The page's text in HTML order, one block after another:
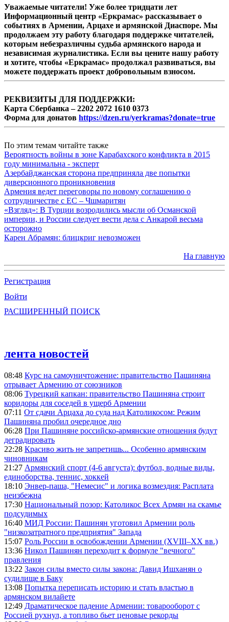
Уважаемые читатели! Уже более тридцати лет
Информационный центр «Еркрамас» рассказывает о
событиях в Армении, Арцахе и армянской Диаспоре. Мы
продолжаем эту работу благодаря поддержке читателей,
которым небезразличны судьба армянского народа и
независимая журналистика. Если вы цените нашу работу
и хотите, чтобы «Еркрамас» продолжал развиваться, вы
можете поддержать проект добровольным взносом.
РЕКВИЗИТЫ ДЛЯ ПОДДЕРЖКИ:
Карта Сбербанка – 2202 2072 1610 0373
Форма для донатов https://dzen.ru/yerkramas?donate=true
По этим темам читайте также
Вероятность войны в зоне Карабахского конфликта в 2015
году минимальна - эксперт
Азербайджанская сторона предприняла две попытки
диверсионного проникновения
Армения ведет переговоры по новому соглашению о
сотрудничестве с ЕС – Чшмаритян
«Взгляд»: В Турции возродились мысли об Османской
империи, и России следует вести дела с Анкарой весьма
осторожно
Карен Абрамян: блицкриг невозможен
На главную
Регистрация
Войти
РАСШИРЕННЫЙ ПОИСК
лента новостей
08:48 Курс на самоуничтожение: правительство Пашиняна
отрывает Армению от союзников
08:06 Турецкий капкан: правительство Пашиняна строит
коридоры для соседей в ущерб Армении
07:11 От сдачи Арцаха до суда над Католикосом: Режим
Пашиняна пробил очередное дно
06:28 При Пашиняне российско-армянские отношения будут
деградировать
22:28 Красиво жить не запретишь... Особенно армянским
чиновникам
21:27 Армянский спорт (4-6 августа): футбол, водные виды,
единоборства, теннис, хоккей
18:10 Энвер-паша, "Немесис" и логика возмездия: Расплата
неизбежна
17:30 Национальный позор: Католикос Всех Армян на скамье
подсудимых
16:40 МИД России: Пашинян уготовил Армении роль
"низкозатратного предприятия" Запада
15:07 Роль России в освобождении Армении (XVIII–XX вв.)
13:36 Никол Пашинян переходит к формуле "вечного"
правления
13:22 Закон силы вместо силы закона: Давид Ишханян о
судилище в Баку
13:08 Попытка переписать историю и стать властью в
армянском вилайете
12:49 Драматическое падение Армении: товарооборот с
Россией рухнул, а топливо бьет ценовые рекорды